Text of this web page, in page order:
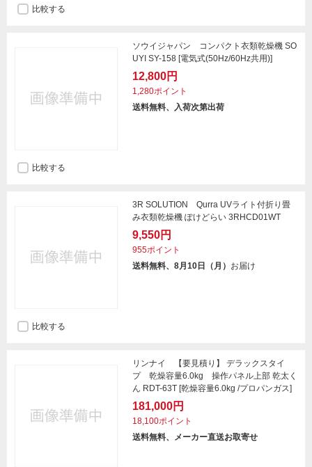
比較する
ソウイジャパン コンパクト衣類乾燥機 SO
UYI SY-158 [電気式(50Hz/60Hz共用)]
12,800円
1,280ポイント
送料無料、入荷次第出荷
比較する
3R SOLUTION Qurra UVライト付折り畳
み衣類乾燥機 ぽけどらい 3RHCD01WT
9,550円
955ポイント
送料無料、8月10日（月） お届け
比較する
リンナイ 【要見積り】 デラックスタイ
プ 乾燥容量6.0kg 操作パネル上部 乾太く
ん RDT-63T [乾燥容量6.0kg /プロパンガス]
181,000円
18,100ポイント
送料無料、メーカー直送お取寄せ